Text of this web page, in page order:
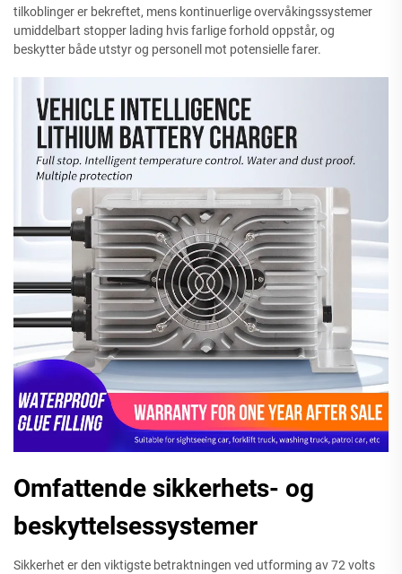
tilkoblinger er bekreftet, mens kontinuerlige overvåkingssystemer
umiddelbart stopper lading hvis farlige forhold oppstår, og
beskytter både utstyr og personell mot potensielle farer.
Omfattende sikkerhets- og
beskyttelsessystemer
Sikkerhet er den viktigste betraktningen ved utforming av 72 volts